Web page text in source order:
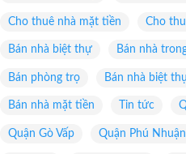
Cho thuê nhà mặt tiền Cho
Bán nhà biệt thự Bán nhà
Bán phòng trọ Bán nhà biệt
Bán nhà mặt tiền Tin tức
Quận Gò Vấp Quận Phú Nhuận